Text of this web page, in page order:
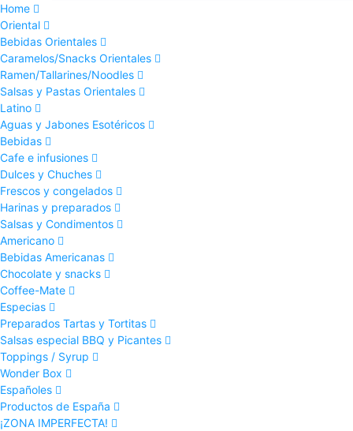
Home
Oriental
Bebidas Orientales
Caramelos/Snacks Orientales
Ramen/Tallarines/Noodles
Salsas y Pastas Orientales
Latino
Aguas y Jabones Esotéricos
Bebidas
Cafe e infusiones
Dulces y Chuches
Frescos y congelados
Harinas y preparados
Salsas y Condimentos
Americano
Bebidas Americanas
Chocolate y snacks
Coffee-Mate
Especias
Preparados Tartas y Tortitas
Salsas especial BBQ y Picantes
Toppings / Syrup
Wonder Box
Españoles
Productos de España
¡ZONA IMPERFECTA!